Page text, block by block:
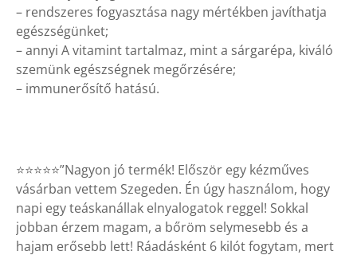
– rendszeres fogyasztása nagy mértékben javíthatja
egészségünket;
– annyi A vitamint tartalmaz, mint a sárgarépa, kiváló
szemünk egészségnek megőrzésére;
– immunerősítő hatású.
⭐⭐⭐⭐⭐”Nagyon jó termék! Először egy kézműves
vásárban vettem Szegeden. Én úgy használom, hogy
napi egy teáskanállak elnyalogatok reggel! Sokkal
jobban érzem magam, a bőröm selymesebb és a
hajam erősebb lett! Ráadásként 6 kilót fogytam, mert